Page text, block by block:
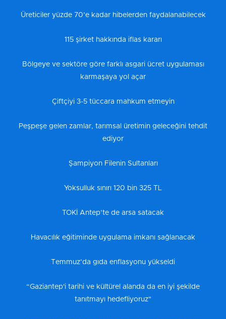
Üreticiler yüzde 70’e kadar hibelerden faydalanabilecek
115 şirket hakkında iflas kararı
Bölgeye ve sektöre göre farklı asgari ücret uygulaması
karmaşaya yol açar
Çiftçiyi 3-5 tüccara mahkum etmeyin
Peşpeşe gelen zamlar, tarımsal üretimin geleceğini tehdit
ediyor
Şampiyon Filenin Sultanları
Yoksulluk sınırı 120 bin 325 TL
TOKİ Antep’te de arsa satacak
Havacılık eğitiminde uygulama imkanı sağlanacak
Temmuz’da gıda enflasyonu yükseldi
“Gaziantep'i tarihi ve kültürel alanda da en iyi şekilde
tanıtmayı hedefliyoruz"